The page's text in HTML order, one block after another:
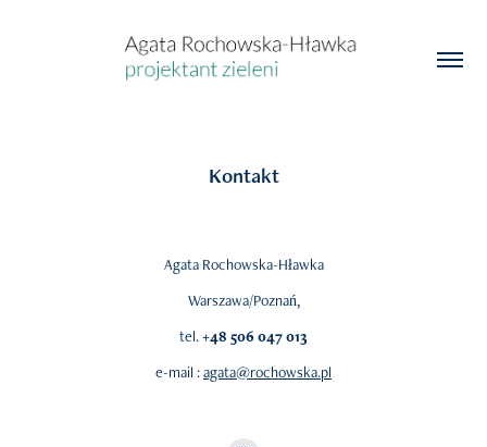
Kontakt
Agata Rochowska-Hławka
Warszawa/Poznań,
tel.+48 506 047 013
e-mail :agata@rochowska.pl